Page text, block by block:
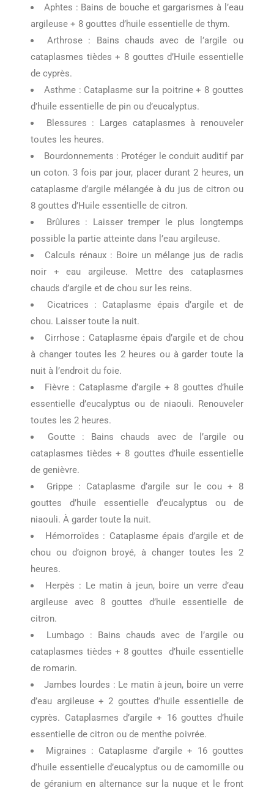
Aphtes : Bains de bouche et gargarismes à l’eau
argileuse + 8 gouttes d’huile essentielle de thym.
Arthrose : Bains chauds avec de l’argile ou
cataplasmes tièdes + 8 gouttes d’Huile essentielle
de cyprès.
Asthme : Cataplasme sur la poitrine + 8 gouttes
d’huile essentielle de pin ou d’eucalyptus.
Blessures : Larges cataplasmes à renouveler
toutes les heures.
Bourdonnements : Protéger le conduit auditif par
un coton. 3 fois par jour, placer durant 2 heures, un
cataplasme d’argile mélangée à du jus de citron ou
8 gouttes d’Huile essentielle de citron.
Brûlures : Laisser tremper le plus longtemps
possible la partie atteinte dans l’eau argileuse.
Calculs rénaux : Boire un mélange jus de radis
noir + eau argileuse. Mettre des cataplasmes
chauds d’argile et de chou sur les reins.
Cicatrices : Cataplasme épais d’argile et de
chou. Laisser toute la nuit.
Cirrhose : Cataplasme épais d’argile et de chou
à changer toutes les 2 heures ou à garder toute la
nuit à l’endroit du foie.
Fièvre : Cataplasme d’argile + 8 gouttes d’huile
essentielle d’eucalyptus ou de niaouli. Renouveler
toutes les 2 heures.
Goutte : Bains chauds avec de l’argile ou
cataplasmes tièdes + 8 gouttes d’huile essentielle
de genièvre.
Grippe : Cataplasme d’argile sur le cou + 8
gouttes d’huile essentielle d’eucalyptus ou de
niaouli. À garder toute la nuit.
Hémorroïdes : Cataplasme épais d’argile et de
chou ou d’oignon broyé, à changer toutes les 2
heures.
Herpès : Le matin à jeun, boire un verre d’eau
argileuse avec 8 gouttes d’huile essentielle de
citron.
Lumbago : Bains chauds avec de l’argile ou
cataplasmes tièdes + 8 gouttes d’huile essentielle
de romarin.
Jambes lourdes : Le matin à jeun, boire un verre
d’eau argileuse + 2 gouttes d’huile essentielle de
cyprès. Cataplasmes d’argile + 16 gouttes d’huile
essentielle de citron ou de menthe poivrée.
Migraines : Cataplasme d’argile + 16 gouttes
d’huile essentielle d’eucalyptus ou de camomille ou
de géranium en alternance sur la nuque et le front